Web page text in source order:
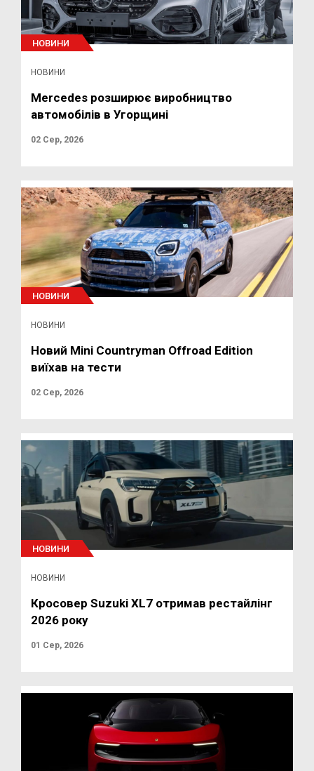
НОВИНИ
НОВИНИ
Mercedes розширює виробництво
автомобілів в Угорщині
02 Сер, 2026
НОВИНИ
НОВИНИ
Новий Mini Countryman Offroad Edition
виїхав на тести
02 Сер, 2026
НОВИНИ
НОВИНИ
Кросовер Suzuki XL7 отримав рестайлінг
2026 року
01 Сер, 2026